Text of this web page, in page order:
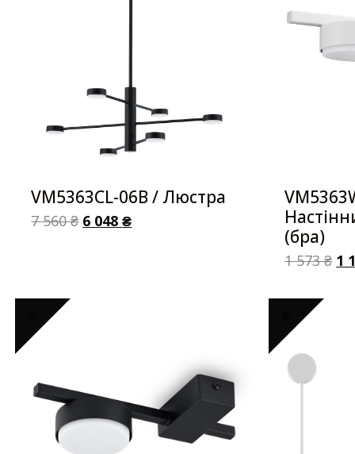
VM5363CL-06B / Люстра
7 560₴ 6 048₴
(бра)
1 573₴ 1